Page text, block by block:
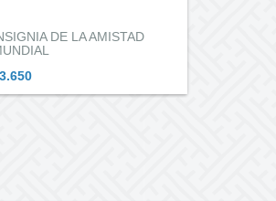
DE LA AMISTAD